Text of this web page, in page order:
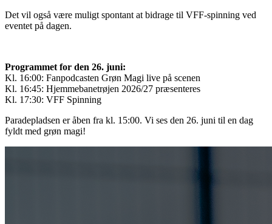
Det vil også være muligt spontant at bidrage til VFF-spinning ved
eventet på dagen.
Programmet for den 26. juni:
Kl. 16:00: Fanpodcasten Grøn Magi live på scenen
Kl. 16:45: Hjemmebanetrøjen 2026/27 præsenteres
Kl. 17:30: VFF Spinning
Paradepladsen er åben fra kl. 15:00. Vi ses den 26. juni til en dag
fyldt med grøn magi!